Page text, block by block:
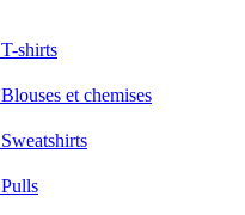
T-shirts
Blouses et chemises
Sweatshirts
Pulls